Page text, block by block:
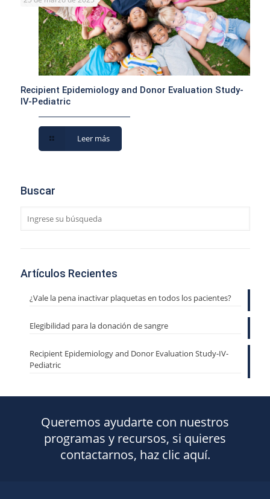
Recipient Epidemiology and Donor Evaluation Study-
IV-Pediatric
Leer más
Buscar
Artículos Recientes
¿Vale la pena inactivar plaquetas en todos los pacientes?
Elegibilidad para la donación de sangre
Recipient Epidemiology and Donor Evaluation Study-IV-
Pediatric
Queremos ayudarte con nuestros
programas y recursos, si quieres
contactarnos, haz clic aquí.